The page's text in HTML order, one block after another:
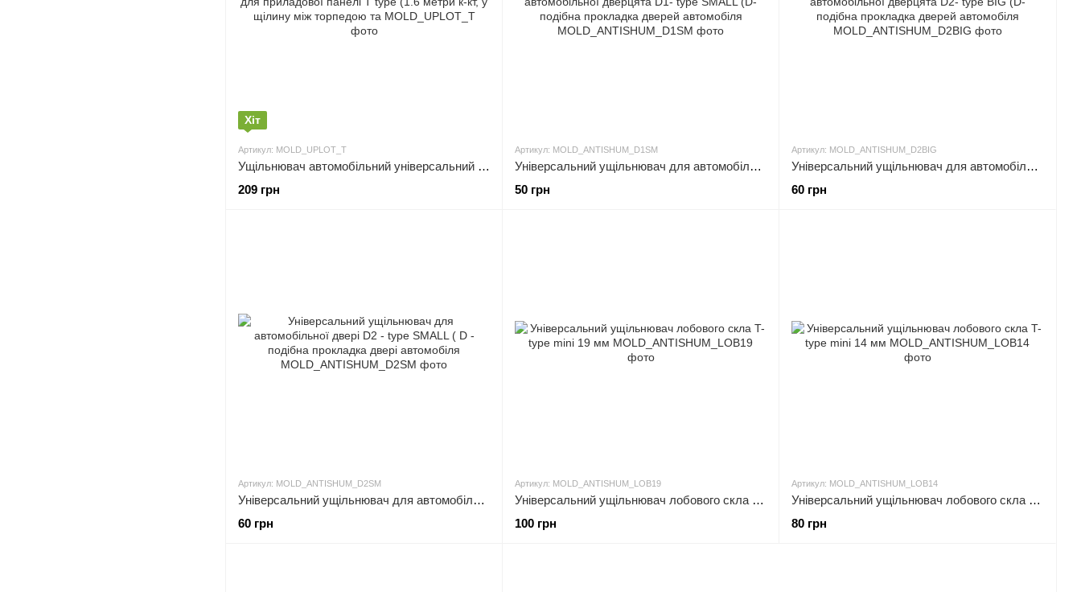
Хіт
Артикул: MOLD_UPLOT_T
Ущільнювач автомобільний універсальний для приладової панелі T type (1.6 метри к-кт, у щілину між торпедою та
209 грн
Артикул: MOLD_ANTISHUM_D1SM
Універсальний ущільнювач для автомобільної дверцята D1- type SMALL (D-подібна прокладка дверей автомобіля
50 грн
Артикул: MOLD_ANTISHUM_D2BIG
Універсальний ущільнювач для автомобільної дверцята D2- type BIG (D-подібна прокладка дверей автомобіля
60 грн
Артикул: MOLD_ANTISHUM_D2SM
Універсальний ущільнювач для автомобільної двері D2 - type SMALL ( D - подібна прокладка двері автомобіля
60 грн
Артикул: MOLD_ANTISHUM_LOB19
Універсальний ущільнювач лобового скла T-type mini 19 мм
100 грн
Артикул: MOLD_ANTISHUM_LOB14
Універсальний ущільнювач лобового скла T-type mini 14 мм
80 грн